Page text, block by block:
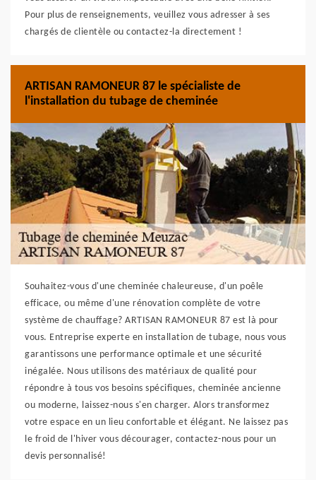
Pour plus de renseignements, veuillez vous adresser à ses
chargés de clientèle ou contactez-la directement !
ARTISAN RAMONEUR 87 le spécialiste de
l'installation du tubage de cheminée
Souhaitez-vous d'une cheminée chaleureuse, d'un poêle
efficace, ou même d'une rénovation complète de votre
système de chauffage? ARTISAN RAMONEUR 87 est là pour
vous. Entreprise experte en installation de tubage, nous vous
garantissons une performance optimale et une sécurité
inégalée. Nous utilisons des matériaux de qualité pour
répondre à tous vos besoins spécifiques, cheminée ancienne
ou moderne, laissez-nous s'en charger. Alors transformez
votre espace en un lieu confortable et élégant. Ne laissez pas
le froid de l'hiver vous décourager, contactez-nous pour un
devis personnalisé!